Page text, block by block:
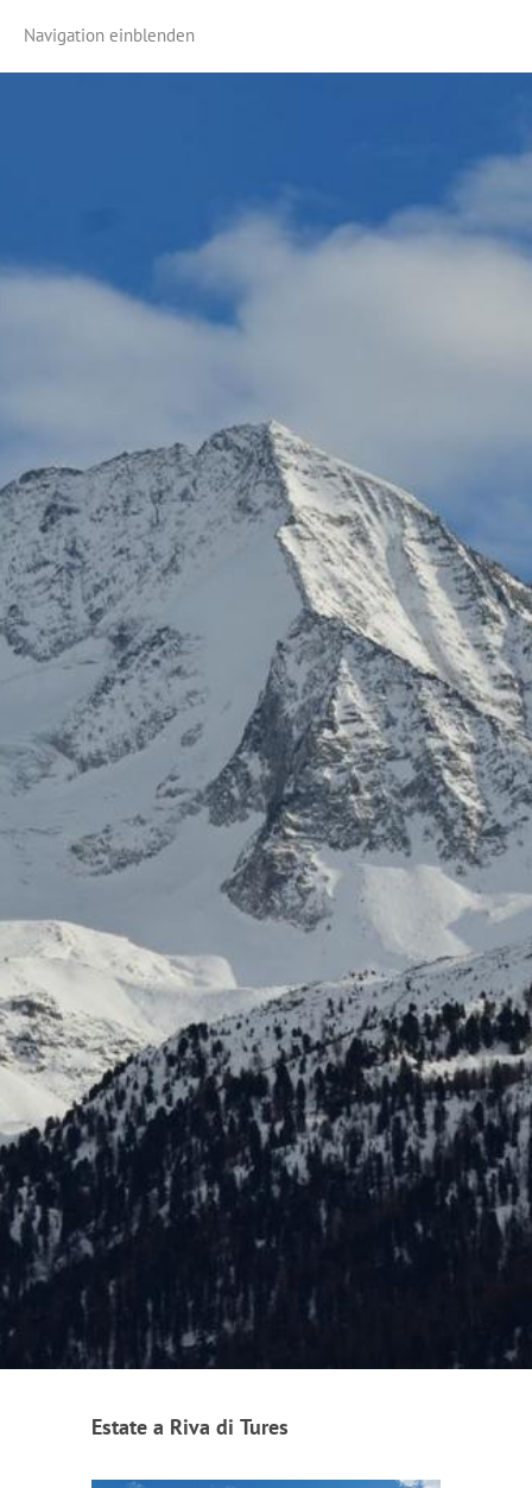
Navigation einblenden
Estate a Riva di Tures